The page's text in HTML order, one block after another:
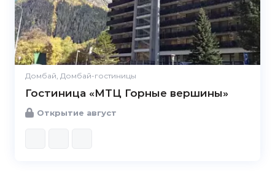
Домбай, Домбай-гостиницы
Гостиница «МТЦ Горные вершины»
Открытие август